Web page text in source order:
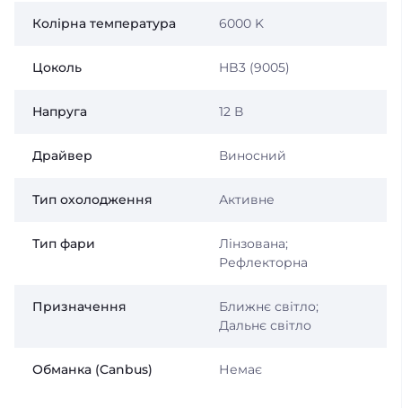
Колірна температура 6000 K
Цоколь HB3 (9005)
Напруга 12 В
Драйвер Виносний
Тип охолодження Активне
Тип фари
Лінзована;
Рефлекторна
Призначення
Ближнє світло;
Дальнє світло
Обманка (Canbus) Немає